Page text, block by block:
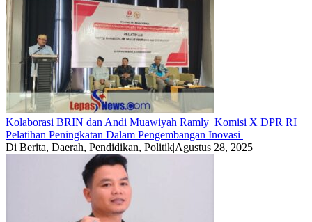
Kolaborasi BRIN dan Andi Muawiyah Ramly Komisi X DPR RI
Pelatihan Peningkatan Dalam Pengembangan Inovasi
Di Berita, Daerah, Pendidikan, Politik|Agustus 28, 2025